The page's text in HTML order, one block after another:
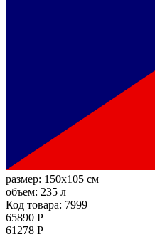
размер: 150x105 см
объем: 235 л
Код товара: 7999
65890 Р
61278 Р